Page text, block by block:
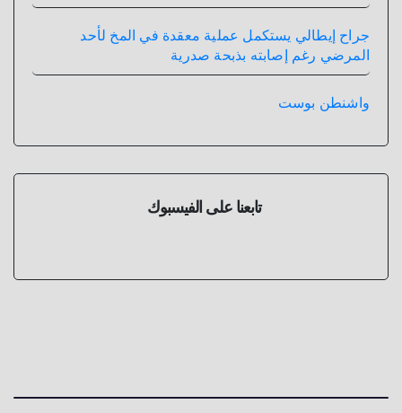
جراح إيطالي يستكمل عملية معقدة في المخ لأحد
المرضي رغم إصابته بذبحة صدرية
واشنطن بوست
تابعنا على الفيسبوك